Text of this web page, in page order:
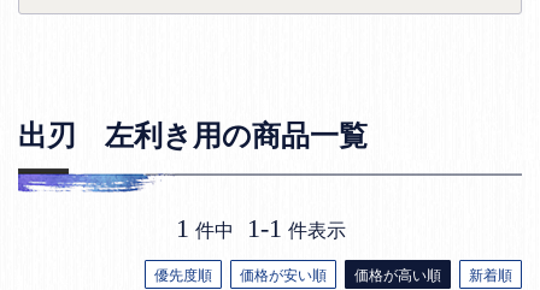
出刃 左利き用の商品一覧
優先度順 価格が安い順 価格が高い順 新着順
1 件中 1-1 件表示